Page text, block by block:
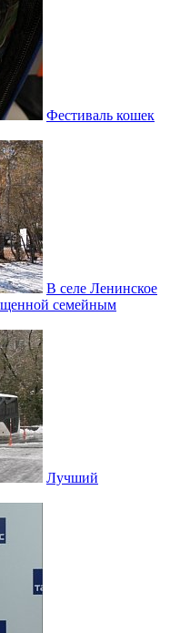
Фестиваль кошек
В селе Ленинское
семейным
Лучший